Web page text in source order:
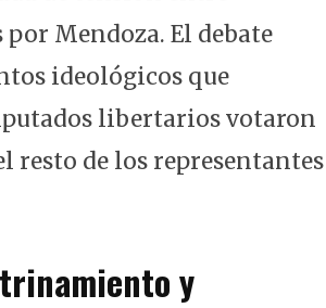
Mendoza. El debate
ideológicos que
libertarios votaron
resto de los representantes
y